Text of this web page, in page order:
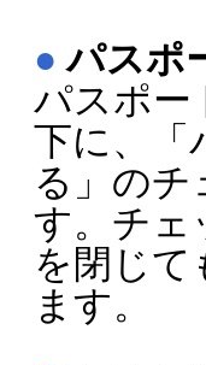
● パスポ
パスポー
下に、「
る」の
す。チェ
を閉じて
ます。